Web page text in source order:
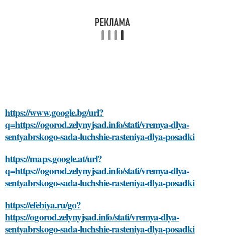
https://www.google.bg/url?
q=https://ogorod.zelynyjsad.info/stati/vremya-dlya-
sentyabrskogo-sada-luchshie-rasteniya-dlya-posadki
https://maps.google.at/url?
q=https://ogorod.zelynyjsad.info/stati/vremya-dlya-
sentyabrskogo-sada-luchshie-rasteniya-dlya-posadki
https://efebiya.ru/go?
https://ogorod.zelynyjsad.info/stati/vremya-dlya-
sentyabrskogo-sada-luchshie-rasteniya-dlya-posadki